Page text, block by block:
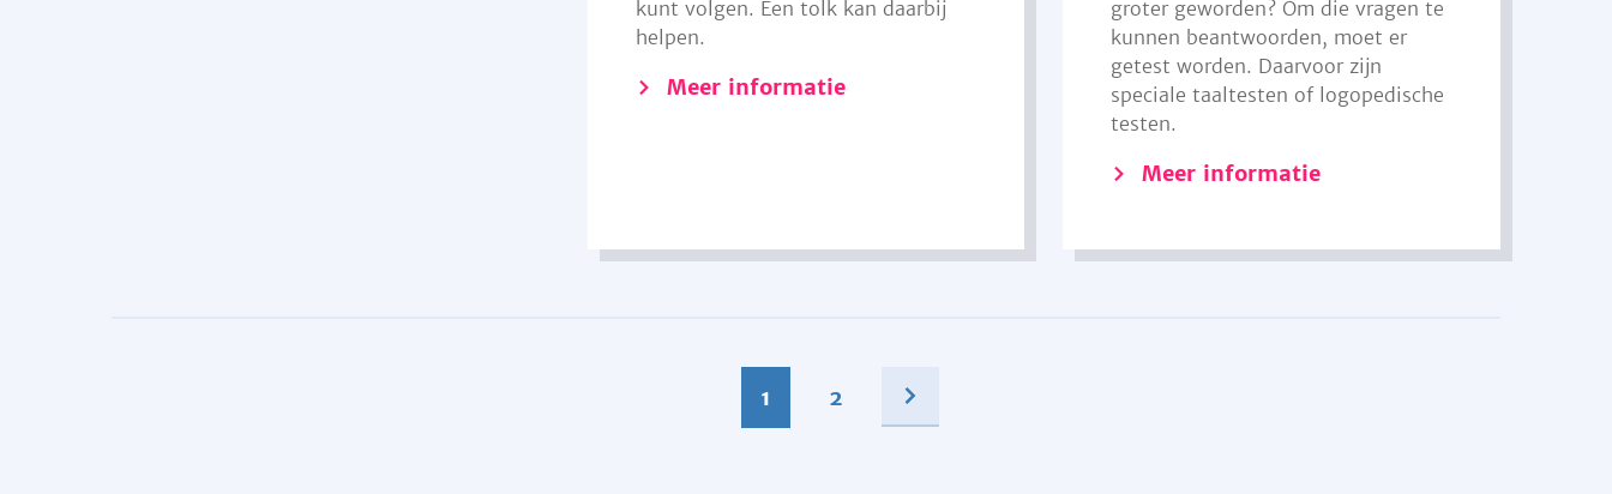
kunt volgen. Een tolk kan daarbij
helpen.
Meer informatie
groter geworden? Om die vragen te
kunnen beantwoorden, moet er
getest worden. Daarvoor zijn
speciale taaltesten of logopedische
testen.
Meer informatie
1 2